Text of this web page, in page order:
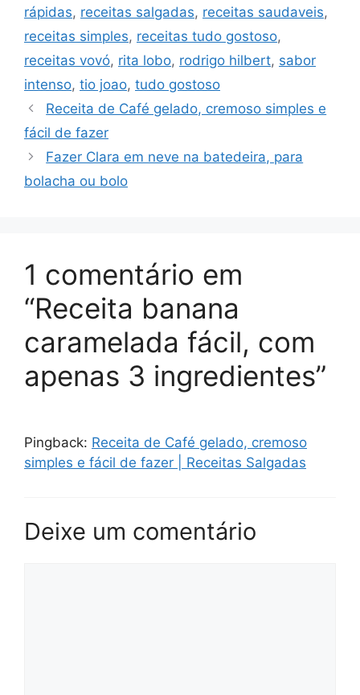
rápidas, receitas salgadas, receitas saudaveis,
receitas simples, receitas tudo gostoso,
receitas vovó, rita lobo, rodrigo hilbert, sabor
intenso, tio joao, tudo gostoso
Receita de Café gelado, cremoso simples e
fácil de fazer
Fazer Clara em neve na batedeira, para
bolacha ou bolo
1 comentário em
“Receita banana
caramelada fácil, com
apenas 3 ingredientes”
Pingback: Receita de Café gelado, cremoso
simples e fácil de fazer | Receitas Salgadas
Deixe um comentário